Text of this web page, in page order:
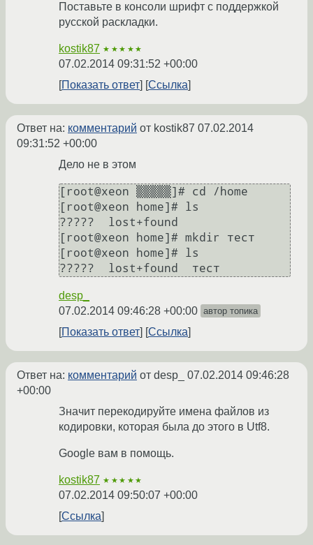
Поставьте в консоли шрифт с поддержкой
русской раскладки.
kostik87 ★★★★★
07.02.2014 09:31:52 +00:00
Показать ответ
Ссылка
Ответ на: комментарий от kostik87 07.02.2014
09:31:52 +00:00
Дело не в этом
[root@xeon ▒▒▒▒▒]# cd /home
[root@xeon home]# ls
?????  lost+found
[root@xeon home]# mkdir тест
[root@xeon home]# ls
?????  lost+found  тест
desp_
07.02.2014 09:46:28 +00:00 автор топика
Показать ответ Ссылка
Ответ на: комментарий от desp_ 07.02.2014 09:46:28
+00:00
Значит перекодируйте имена файлов из
кодировки, которая была до этого в Utf8.
Google вам в помощь.
kostik87 ★★★★★
07.02.2014 09:50:07 +00:00
Ссылка